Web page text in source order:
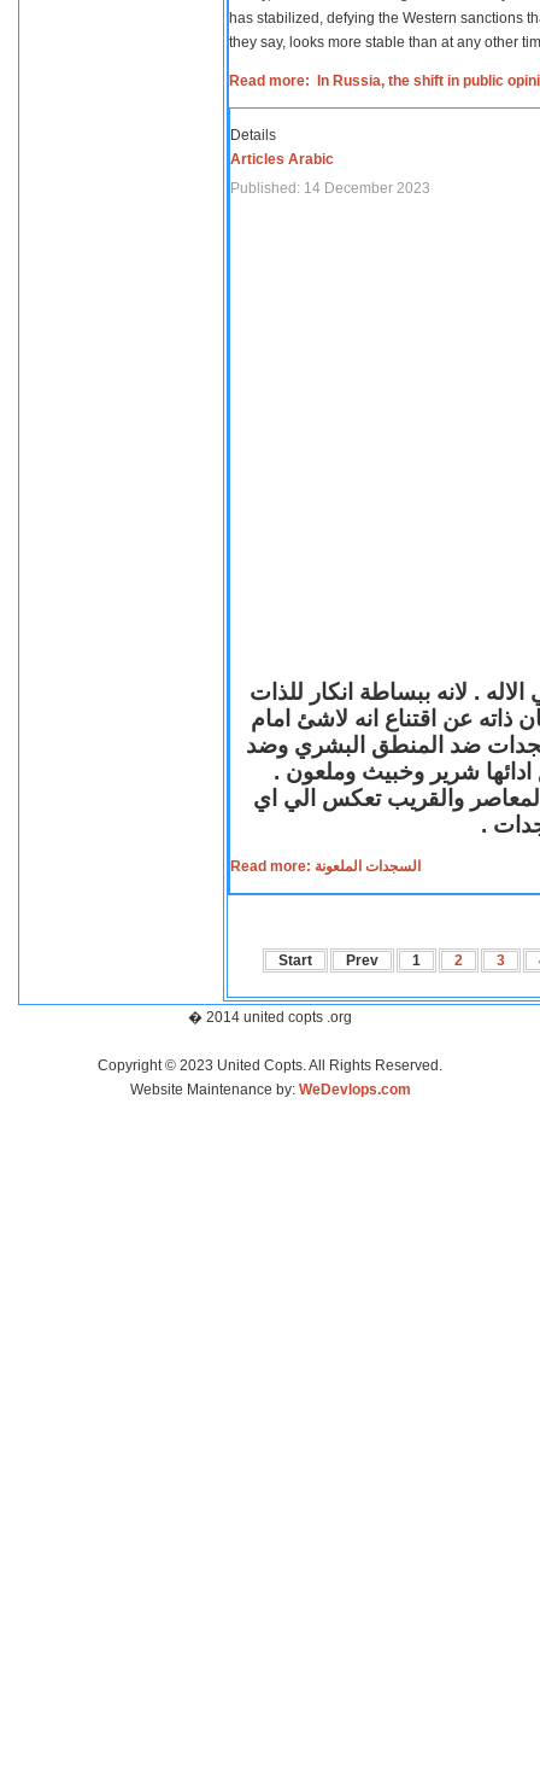
has stabilized, defying the Western sanctions
they say, looks more stable than at any other
Read more: In Russia, the shift in public
Details
Articles Arabic
Published: 14 December 2023
. لانه ببساطة انكار للذات
ذاته عن اقتناع انه لاشئ امام
ضد المنطق البشري وضد
ادائها شرير وخبيث وملعون .
المعاصر والقريب تعكس الي اي
.
Read more: السجدات الملعونة
Start Prev 1 2 3
� 2014 united copts .org
Copyright © 2023 United Copts. All Rights Reserved.
Website Maintenance by: WeDevlops.com